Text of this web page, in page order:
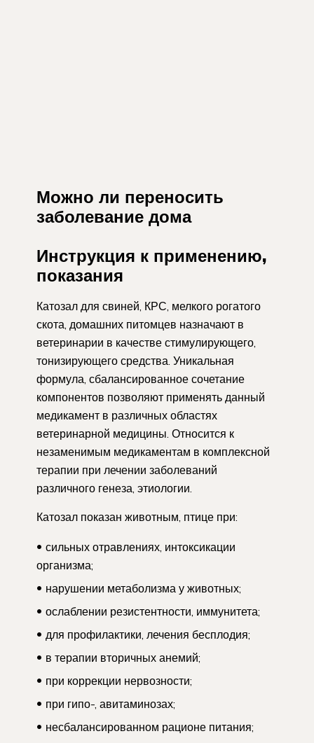
Можно ли переносить
заболевание дома
Инструкция к применению,
показания
Катозал для свиней, КРС, мелкого рогатого
скота, домашних питомцев назначают в
ветеринарии в качестве стимулирующего,
тонизирующего средства. Уникальная
формула, сбалансированное сочетание
компонентов позволяют применять данный
медикамент в различных областях
ветеринарной медицины. Относится к
незаменимым медикаментам в комплексной
терапии при лечении заболеваний
различного генеза, этиологии.
Катозал показан животным, птице при:
сильных отравлениях, интоксикации
организма;
нарушении метаболизма у животных;
ослаблении резистентности, иммунитета;
для профилактики, лечения бесплодия;
в терапии вторичных анемий;
при коррекции нервозности;
при гипо-, авитаминозах;
несбалансированном рационе питания;